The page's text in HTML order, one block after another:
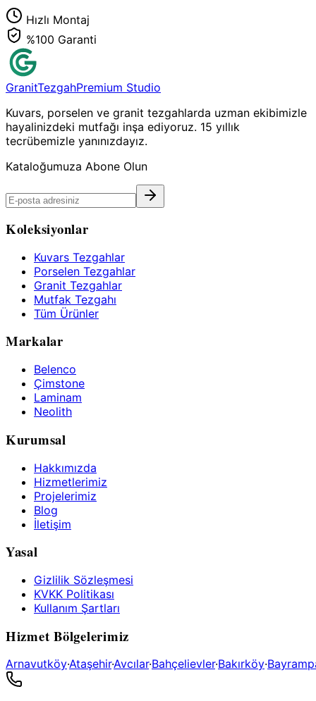
Hızlı Montaj
%100 Garanti
GranitTezgahPremium Studio
Kuvars, porselen ve granit tezgahlarda uzman ekibimizle
hayalinizdeki mutfağı inşa ediyoruz. 15 yıllık
tecrübemizle yanınızdayız.
Kataloğumuza Abone Olun
Koleksiyonlar
Kuvars Tezgahlar
Porselen Tezgahlar
Granit Tezgahlar
Mutfak Tezgahı
Tüm Ürünler
Markalar
Belenco
Çimstone
Laminam
Neolith
Kurumsal
Hakkımızda
Hizmetlerimiz
Projelerimiz
Blog
İletişim
Yasal
Gizlilik Sözleşmesi
KVKK Politikası
Kullanım Şartları
Hizmet Bölgelerimiz
Arnavutköy·Ataşehir·Avcılar·Bahçelievler·Bakırköy·